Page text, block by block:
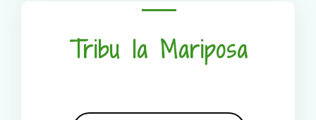
Tribu la Mariposa